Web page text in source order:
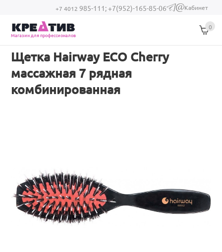
Перейти к основному содержанию
+7 4012 985-111;+7(952)-165-85-06
(link sends e-
Кабинет
Магазин для профессионалов
0
Щетка Hairway ECO Cherry
массажная 7 рядная
комбинированная